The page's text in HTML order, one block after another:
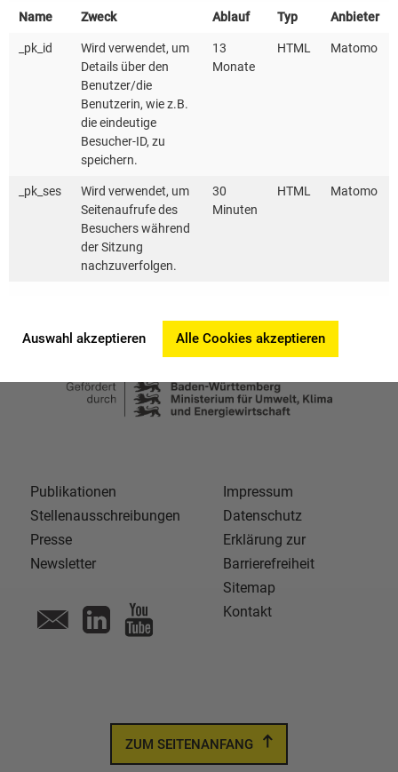
Die Aufzeichnung der Veranstaltung finden Sie hier.
Bei Fragen zur Veranstaltung steht Ihnen das
Kompetenzzentrum Wärmewende unter
waermewende@kea-bw.de
Publikationen
Stellenausschreibungen
Presse
Newsletter
Impressum
Datenschutz
Erklärung zur
Barrierefreiheit
Sitemap
Kontakt
ZUM SEITENANFANG
Name Zweck Ablauf Typ Anbieter
_pk_id
Wird verwendet, um
Details über den
Benutzer/die
Benutzerin, wie z.B.
die eindeutige
Besucher-ID, zu
speichern.
13
Monate
HTML Matomo
_pk_ses
Wird verwendet, um
Seitenaufrufe des
Besuchers während
der Sitzung
nachzuverfolgen.
30
Minuten
HTML Matomo
Auswahl akzeptieren Alle Cookies akzeptieren